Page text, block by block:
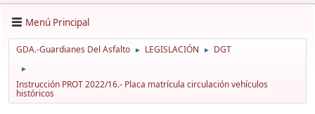
Menú Principal
GDA.-Guardianes Del Asfalto ► LEGISLACIÓN ► DGT
►
Instrucción PROT 2022/16.- Placa matrícula circulación vehículos
históricos